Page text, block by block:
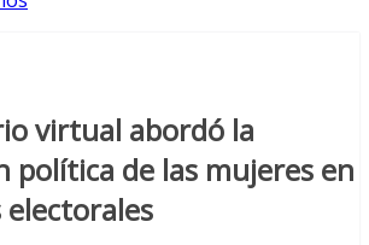
virtual abordó la
política de las mujeres en
electorales